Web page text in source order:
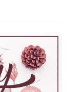
Amazonはこちら